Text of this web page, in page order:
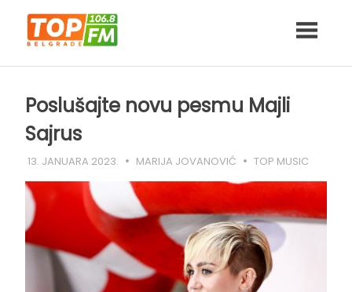
content
Poslušajte novu pesmu Majli
Sajrus
13. JANUARA 2023. MARIJA JOVANOVIĆ TOP MUSIC